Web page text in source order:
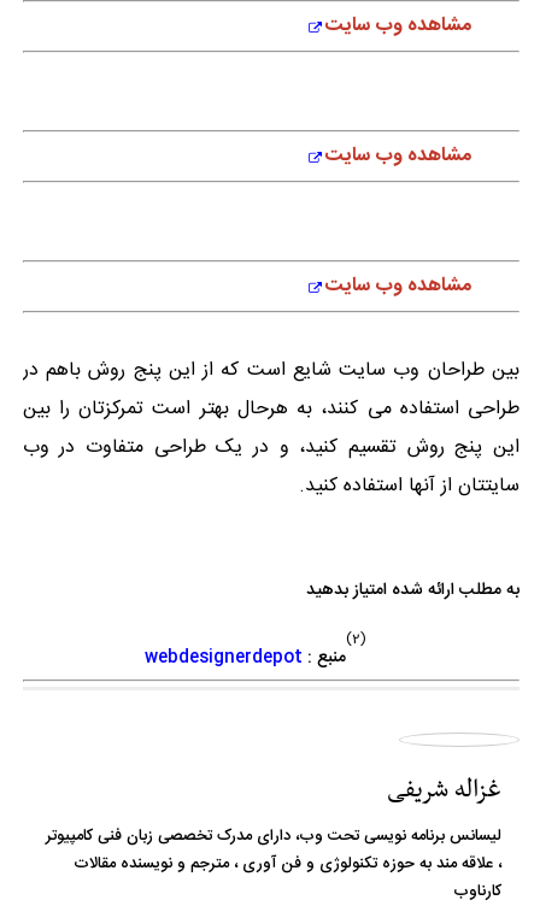
مشاهده وب سایت
مشاهده وب سایت
مشاهده وب سایت
بین طراحان وب سایت شایع است که از این پنج روش باهم در
طراحی استفاده می کنند، به هرحال بهتر است تمرکزتان را بین
این پنج روش تقسیم کنید، و در یک طراحی متفاوت در وب
سایتتان از آنها استفاده کنید.
به مطلب ارائه شده امتیاز بدهید
(2)
منبع : webdesignerdepot
غزاله شریفی
لیسانس برنامه نویسی تحت وب، دارای مدرک تخصصی زبان فنی کامپیوتر
، علاقه مند به حوزه تکنولوژی و فن آوری ، مترجم و نویسنده مقالات
کارناوب